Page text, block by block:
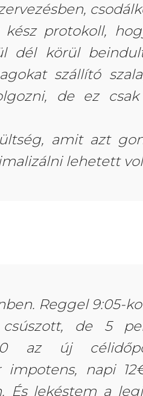
protokoll,
dél körül
szállító
de ez csak
amit azt
lehetett
Reggel 9:05-
csúszott, de 5
az új
impotens, napi
És lekéstem a